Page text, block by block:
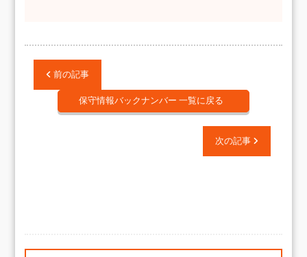
前の記事
保守情報バックナンバー 一覧に戻る
次の記事